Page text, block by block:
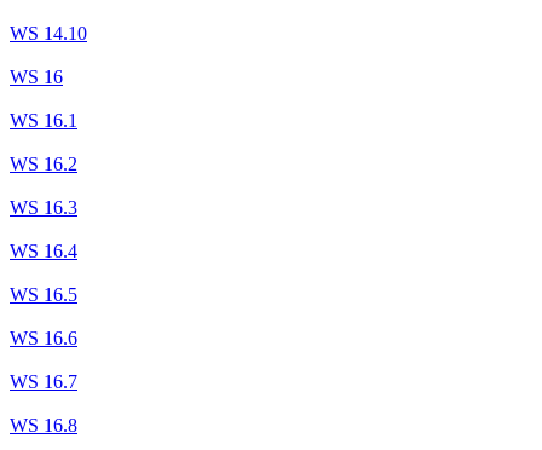
WS 14.10
WS 16
WS 16.1
WS 16.2
WS 16.3
WS 16.4
WS 16.5
WS 16.6
WS 16.7
WS 16.8